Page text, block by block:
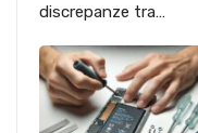
discrepanze tra…